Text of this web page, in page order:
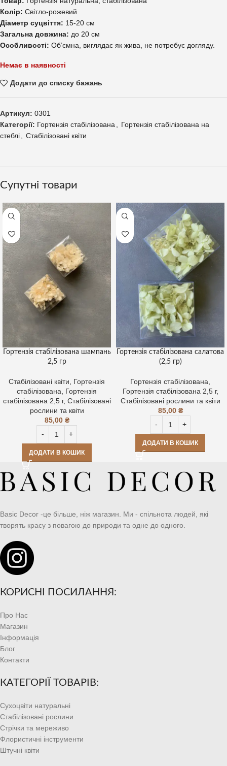
Колір: Світло-рожевий
Діаметр суцвіття: 15-20 см
Загальна довжина: до 20 см
Особливості: Об’ємна, виглядає як жива, не потребує догляду.
Немає в наявності
Додати до списку бажань
Артикул: 0301
Категорії: Гортензія стабілізована
Гортензія стабілізована на
стеблі
Стабілізовані квіти
Супутні товари
Гортензія стабілізована шампань
2,5 гр
Стабілізовані квіти
Гортензія
стабілізована
Гортензія
стабілізована 2,5 г, Стабілізовані
рослини та квіти
85,00 ₴
ДОДАТИ В КОШИК
Гортензія стабілізована салатова
(2,5 гр)
Гортензія стабілізована
Гортензія стабілізована 2,5 г,
Стабілізовані рослини та квіти
85,00 ₴
ДОДАТИ В КОШИК
Basic Decor -це більше, ніж магазин. Ми - спільнота людей, які
творять красу з повагою до природи та одне до одного.
КОРИСНІ ПОСИЛАННЯ:
Про Нас
Магазин
Інформація
Блог
Контакти
КАТЕГОРІЇ ТОВАРІВ:
Сухоцвіти натуральні
Стабілізовані рослини
Стрічки та мереживо
Флористичні інструменти
Штучні квіти